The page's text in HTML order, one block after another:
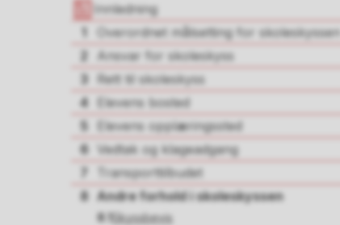
Innledning
1
Overordnet målsetting for skoleskyssen
2
Ansvar for skoleskyss
3 Rett til skoleskyss
4 Elevens bosted
5
Elevens opplæringssted
6
Vedtak og klageadgang
7 Transporttilbudet
8 Andre forhold i skoleskyssen
8.1Skyssbevis